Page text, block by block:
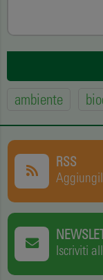
ambiente
RSS
Iscriviti